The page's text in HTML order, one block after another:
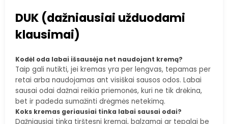
DUK (dažniausiai užduodami
klausimai)
Kodėl oda labai išsausėja net naudojant kremą?
Taip gali nutikti, jei kremas yra per lengvas, tepamas per
retai arba naudojamas ant visiškai sausos odos. Labai
sausai odai dažnai reikia priemonės, kuri ne tik drėkina,
bet ir padeda sumažinti drėgmės netekimą.
Koks kremas geriausiai tinka labai sausai odai?
Dažniausiai tinka tirštesni kremai, balzamai ar tepalai be